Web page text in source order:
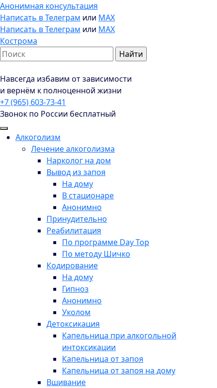
Анонимная консультация
Написать в Телеграм или MAX
Написать в Телеграм или MAX
Кострома
Навсегда избавим от зависимости
и вернём к полноценной жизни
+7 (965) 603-73-41
Звонок по России бесплатный
Алкоголизм
Лечение алкоголизма
Нарколог на дом
Вывод из запоя
На дому
В стационаре
Анонимно
Принудительно
Реабилитация
По программе Day Top
По методу Шичко
Кодирование
На дому
Гипноз
Анонимно
Уколом
Детоксикация
Капельница при алкогольной
интоксикации
Капельница от запоя
Капельница от запоя на дому
Вшивание